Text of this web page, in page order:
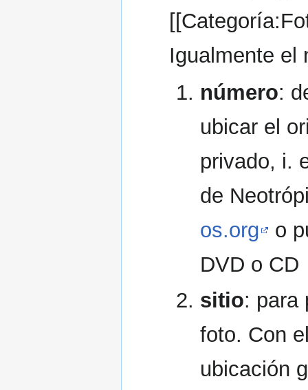
Igualmente el
número:
ubicar el
privado, i.
de
os.org
o
DVD o CD
sitio: para
foto. Con
ubicación